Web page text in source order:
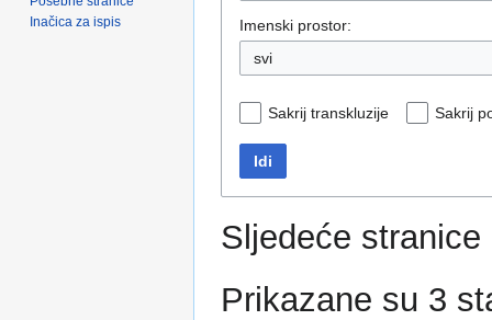
Imenski prostor:
svi
Sakrij transkluzije Sakrij
Idi
Sljedeće
Prikazane su 3
Inačica za ispis